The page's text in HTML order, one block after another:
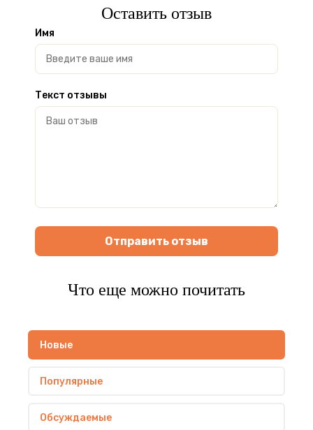
Оставить отзыв
Имя
Текст отзывы
Отправить отзыв
Что еще можно почитать
Новые
Популярные
Обсуждаемые